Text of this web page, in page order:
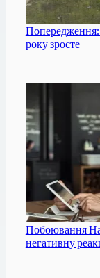
Попередження:
року зросте
Побоювання
негативну